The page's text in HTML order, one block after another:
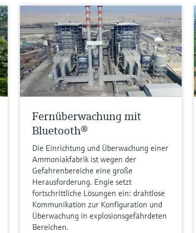
Fernüberwachung mit
Bluetooth®
Die Einrichtung und Überwachung einer
Ammoniakfabrik ist wegen der
Gefahrenbereiche eine große
Herausforderung. Engie setzt
fortschrittliche Lösungen ein: drahtlose
Kommunikation zur Konfiguration und
Überwachung in explosionsgefährdeten
Bereichen.